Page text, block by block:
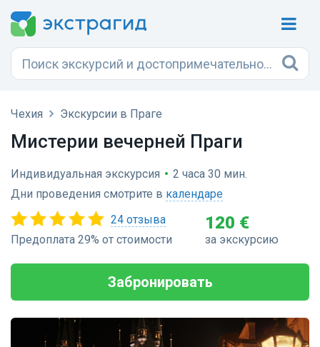
Чехия Экскурсии в Праге
Мистерии вечерней Праги
Индивидуальная экскурсия • 2 часа 30 мин.
Дни проведения смотрите в календаре
24 отзыва
Предоплата 29% от стоимости
120 €
за экскурсию
Забронировать